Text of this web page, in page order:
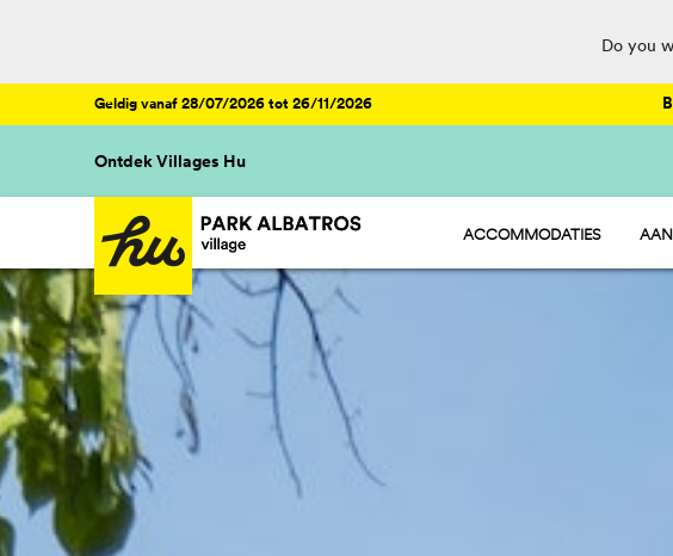
Do you
Geldig vanaf 28/07/2026 tot 26/11/2026
Ontdek Villages Hu
ACCOMMODATIES
HU CAMP -